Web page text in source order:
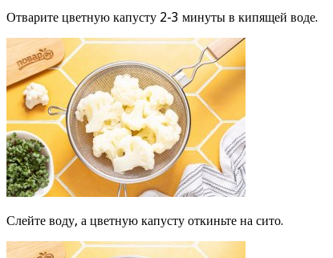
Отварите цветную капусту 2-3 минуты в кипящей воде.
Слейте воду, а цветную капусту откиньте на сито.